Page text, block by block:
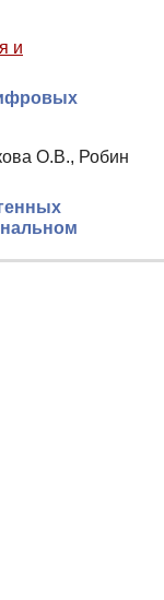
и
О.В., Робин